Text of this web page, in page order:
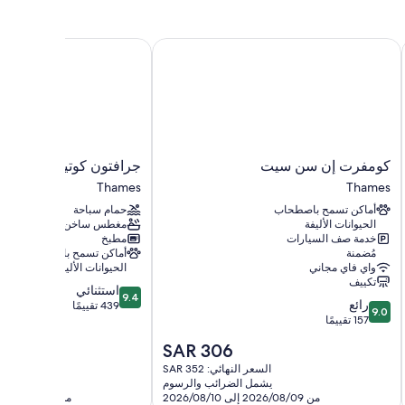
كومفرت
إن
سن
سيت
Thames
كومفرت إن سن سيت
Thames
أماكن تسمح باصطحاب
الحيوانات الأليفة
خدمة صف السيارات
مُضمنة
واي فاي مجاني
تكييف
9.0
من
9.0 رائع
157 تقييمًا
السعر
الحالي
هو
SAR
SAR 306
السعر النهائي: SAR 352
يشمل الضرائب والرسوم
من 2026/08/09 إلى 2026/08/10
كومفرت إن سن سيت
جرافتون
كوتيجز
آند
شاليه
Thames
جرافتون كوتيجز آند
Thames
حمام سباحة
مغطس ساخن
مطبخ
أماكن تسمح باصطحاب
الحيوانات الأليفة
9.4
من
9.4 استثنائي
439 تقييمًا
من 2026/08/22 إلى 2026/08/23
جرافتون كوتيجز آند شاليه